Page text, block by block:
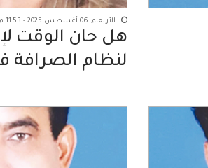
الأربعاء, 06 أغسطس 2025 - 11:53 م
هل حان الوقت
لنظام الصرافة